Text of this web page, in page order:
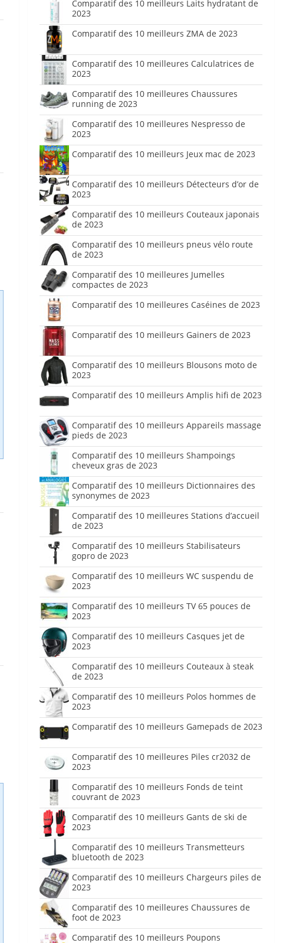
Comparatif des 10 meilleurs Laits hydratant de
2023
Comparatif des 10 meilleurs ZMA de 2023
Comparatif des 10 meilleures Calculatrices de
2023
Comparatif des 10 meilleures Chaussures
running de 2023
Comparatif des 10 meilleures Nespresso de
2023
Comparatif des 10 meilleurs Jeux mac de 2023
Comparatif des 10 meilleurs Détecteurs d’or de
2023
Comparatif des 10 meilleurs Couteaux japonais
de 2023
Comparatif des 10 meilleurs pneus vélo route
de 2023
Comparatif des 10 meilleures Jumelles
compactes de 2023
Comparatif des 10 meilleures Caséines de 2023
Comparatif des 10 meilleurs Gainers de 2023
Comparatif des 10 meilleurs Blousons moto de
2023
Comparatif des 10 meilleurs Amplis hifi de 2023
Comparatif des 10 meilleurs Appareils massage
pieds de 2023
Comparatif des 10 meilleurs Shampoings
cheveux gras de 2023
Comparatif des 10 meilleurs Dictionnaires des
synonymes de 2023
Comparatif des 10 meilleures Stations d’accueil
de 2023
Comparatif des 10 meilleurs Stabilisateurs
gopro de 2023
Comparatif des 10 meilleurs WC suspendu de
2023
Comparatif des 10 meilleurs TV 65 pouces de
2023
Comparatif des 10 meilleurs Casques jet de
2023
Comparatif des 10 meilleurs Couteaux à steak
de 2023
Comparatif des 10 meilleurs Polos hommes de
2023
Comparatif des 10 meilleurs Gamepads de 2023
Comparatif des 10 meilleures Piles cr2032 de
2023
Comparatif des 10 meilleurs Fonds de teint
couvrant de 2023
Comparatif des 10 meilleurs Gants de ski de
2023
Comparatif des 10 meilleurs Transmetteurs
bluetooth de 2023
Comparatif des 10 meilleurs Chargeurs piles de
2023
Comparatif des 10 meilleures Chaussures de
foot de 2023
Comparatif des 10 meilleurs Poupons